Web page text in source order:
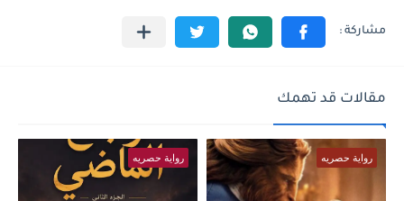
مقالات قد تهمك
رواية حصريه رواية حصريه